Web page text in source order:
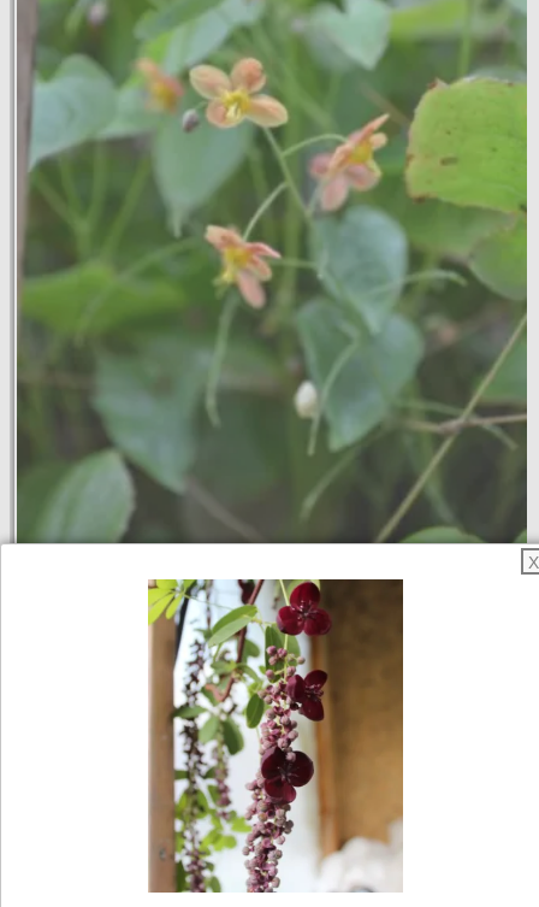
Epimedium x warleyense
Couvre sol persistant et vigoureux. Délicate
floraison de petite fleurs orangées au
A planter à l'ombre, en bordure ou sous des
arbustes. Résiste bien à la sécheresse et au
X